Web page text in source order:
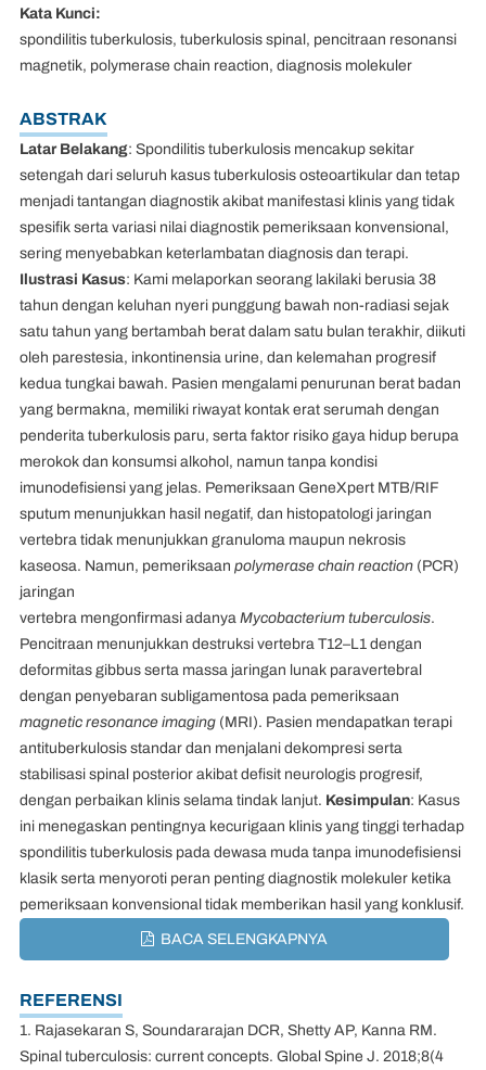
Kata Kunci:
spondilitis tuberkulosis, tuberkulosis spinal, pencitraan resonansi
magnetik, polymerase chain reaction, diagnosis molekuler
ABSTRAK
Latar Belakang: Spondilitis tuberkulosis mencakup sekitar
setengah dari seluruh kasus tuberkulosis osteoartikular dan tetap
menjadi tantangan diagnostik akibat manifestasi klinis yang tidak
spesifik serta variasi nilai diagnostik pemeriksaan konvensional,
sering menyebabkan keterlambatan diagnosis dan terapi.
Ilustrasi Kasus: Kami melaporkan seorang lakilaki berusia 38
tahun dengan keluhan nyeri punggung bawah non-radiasi sejak
satu tahun yang bertambah berat dalam satu bulan terakhir, diikuti
oleh parestesia, inkontinensia urine, dan kelemahan progresif
kedua tungkai bawah. Pasien mengalami penurunan berat badan
yang bermakna, memiliki riwayat kontak erat serumah dengan
penderita tuberkulosis paru, serta faktor risiko gaya hidup berupa
merokok dan konsumsi alkohol, namun tanpa kondisi
imunodefisiensi yang jelas. Pemeriksaan GeneXpert MTB/RIF
sputum menunjukkan hasil negatif, dan histopatologi jaringan
vertebra tidak menunjukkan granuloma maupun nekrosis
kaseosa. Namun, pemeriksaanpolymerase chain reaction(PCR)
jaringan
vertebra mengonfirmasi adanyaMycobacterium tuberculosis.
Pencitraan menunjukkan destruksi vertebra T12–L1 dengan
deformitas gibbus serta massa jaringan lunak paravertebral
dengan penyebaran subligamentosa pada pemeriksaan
magnetic resonance imaging(MRI). Pasien mendapatkan terapi
antituberkulosis standar dan menjalani dekompresi serta
stabilisasi spinal posterior akibat defisit neurologis progresif,
dengan perbaikan klinis selama tindak lanjut. Kesimpulan: Kasus
ini menegaskan pentingnya kecurigaan klinis yang tinggi terhadap
spondilitis tuberkulosis pada dewasa muda tanpa imunodefisiensi
klasik serta menyoroti peran penting diagnostik molekuler ketika
pemeriksaan konvensional tidak memberikan hasil yang konklusif.
BACA SELENGKAPNYA
REFERENSI
1. Rajasekaran S, Soundararajan DCR, Shetty AP, Kanna RM.
Spinal tuberculosis: current concepts. Global Spine J. 2018;8(4